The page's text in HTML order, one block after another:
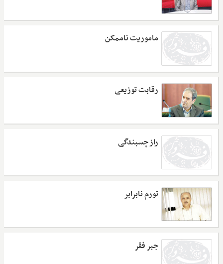
ماموریت ناممکن
رقابت توزیعی
راز چسبندگی
تورم نابرابر
جبر فقر